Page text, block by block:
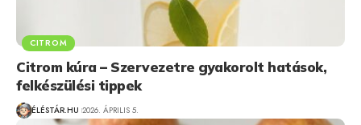
CITROM
Citrom kúra – Szervezetre gyakorolt hatások,
felkészülési tippek
ÉLÉSTÁR.HU 2026. ÁPRILIS 5.